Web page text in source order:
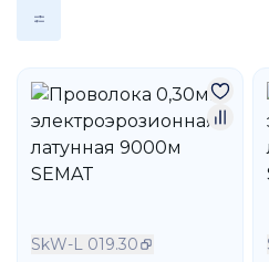
SkW-L 019.30